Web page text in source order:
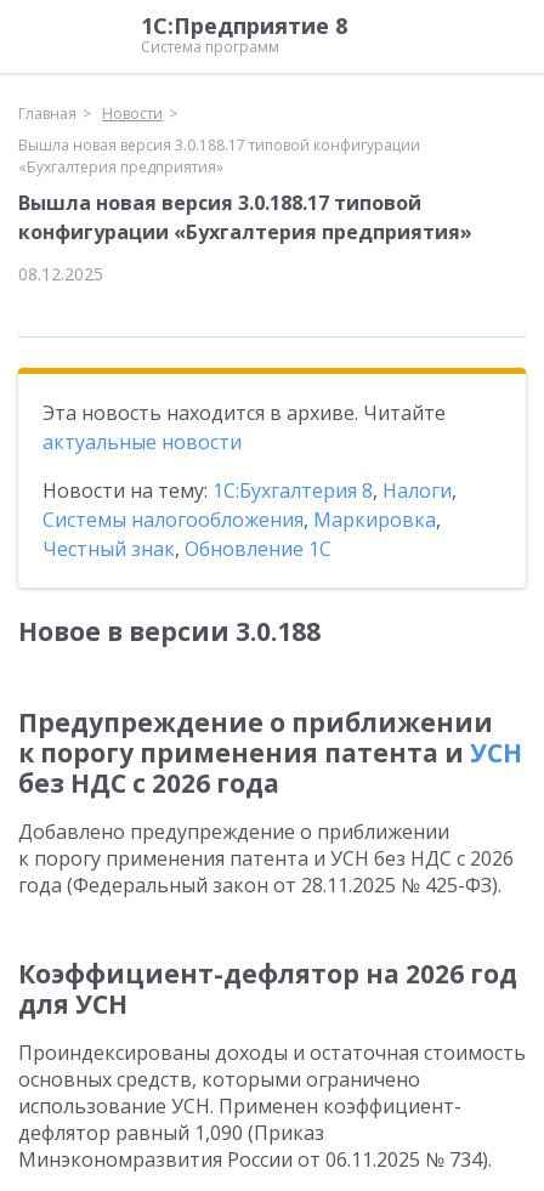
1С:Предприятие 8
Система программ
Главная
Новости
Вышла новая версия 3.0.188.17 типовой конфигурации
«Бухгалтерия предприятия»
Вышла новая версия 3.0.188.17 типовой
конфигурации «Бухгалтерия предприятия»
08.12.2025
Эта новость находится в архиве. Читайте
актуальные новости
Новости на тему: 1С:Бухгалтерия 8, Налоги,
Системы налогообложения, Маркировка,
Честный знак, Обновление 1С
Новое в версии 3.0.188
Предупреждение о приближении
к порогу применения патента и УСН
без НДС с 2026 года
Добавлено предупреждение о приближении
к порогу применения патента и УСН без НДС с 2026
года (Федеральный закон от 28.11.2025 № 425-ФЗ).
Коэффициент-дефлятор на 2026 год
для УСН
Проиндексированы доходы и остаточная стоимость
основных средств, которыми ограничено
использование УСН. Применен коэффициент-
дефлятор равный 1,090 (Приказ
Минэкономразвития России от 06.11.2025 № 734).